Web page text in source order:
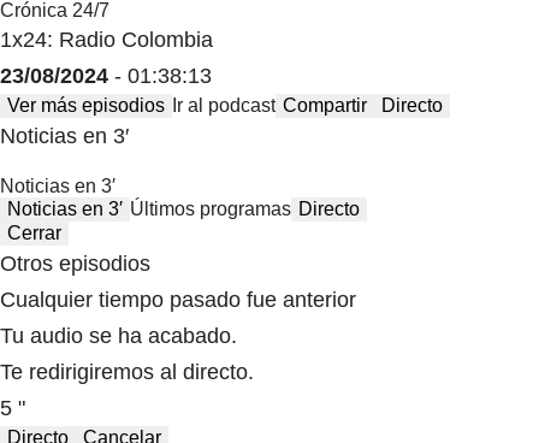
Crónica 24/7
1x24: Radio Colombia
23/08/2024 - 01:38:13
Ver más episodios Ir al podcast Compartir Directo
Noticias en 3′
Noticias en 3′
Noticias en 3′ Últimos programas Directo
Cerrar
Otros episodios
Cualquier tiempo pasado fue anterior
Tu audio se ha acabado.
Te redirigiremos al directo.
5 "
Directo Cancelar